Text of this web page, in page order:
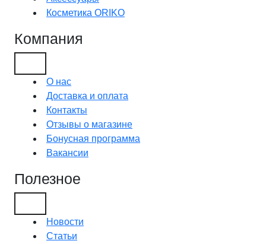
Косметика ORIKO
Компания
О нас
Доставка и оплата
Контакты
Отзывы о магазине
Бонусная программа
Вакансии
Полезное
Новости
Статьи